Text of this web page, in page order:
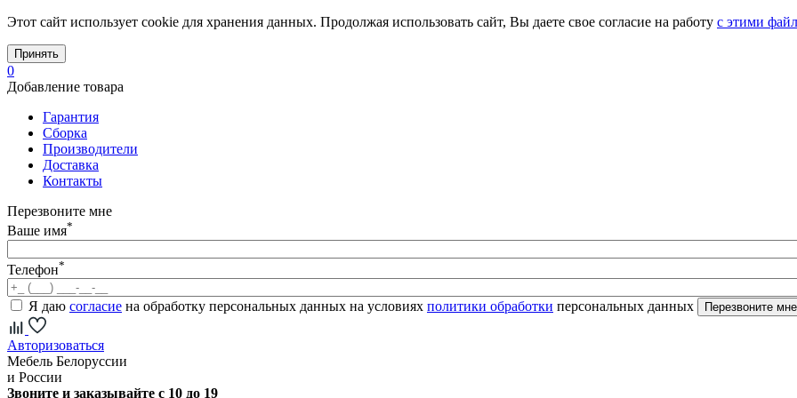
Этот сайт использует cookie для хранения данных. Продолжая использовать сайт, Вы даете свое согласие на работу с этими
Принять
0
Добавление товара
Гарантия
Сборка
Производители
Доставка
Контакты
Перезвоните мне
Ваше имя*
Телефон*
Я даю согласие на обработку персональных данных на условиях политики обработки персональных данных
Авторизоваться
Мебель Белоруссии
и России
Звоните и заказывайте с 10 до 19